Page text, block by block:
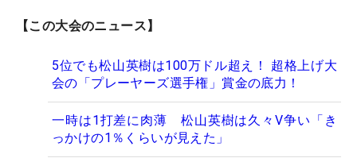
【この大会のニュース】
5位でも松山英樹は100万ドル超え！ 超格上げ大
会の「プレーヤーズ選手権」賞金の底力！
一時は1打差に肉薄 松山英樹は久々V争い「き
っかけの1％くらいが見えた」